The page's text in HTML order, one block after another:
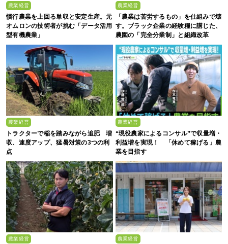
農業経営
慣行農業を上回る単収と安定生産。元
オムロンの技術者が挑む「データ活用
型有機農業」
農業経営
「農業は苦労するもの」を仕組みで壊
す。ブラック企業の経験糧に講じた、
農園の「完全分業制」と組織改革
農業経営
トラクターで稲を踏みながら追肥 増
収、速度アップ、猛暑対策の3つの利
点
農業経営
“現役農家によるコンサル”で収量増・
利益増を実現！ 「休めて稼げる」農
業を目指す
農業経営 農業経営